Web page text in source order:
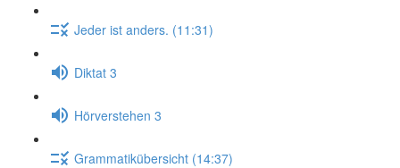
Jeder ist anders. (11:31)
Diktat 3
Hörverstehen 3
Grammatikübersicht (14:37)